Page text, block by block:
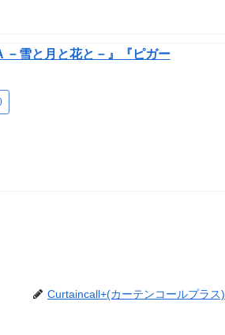
雪と月と花と－』『ピガー
Curtaincall+(カーテンコールプラス)